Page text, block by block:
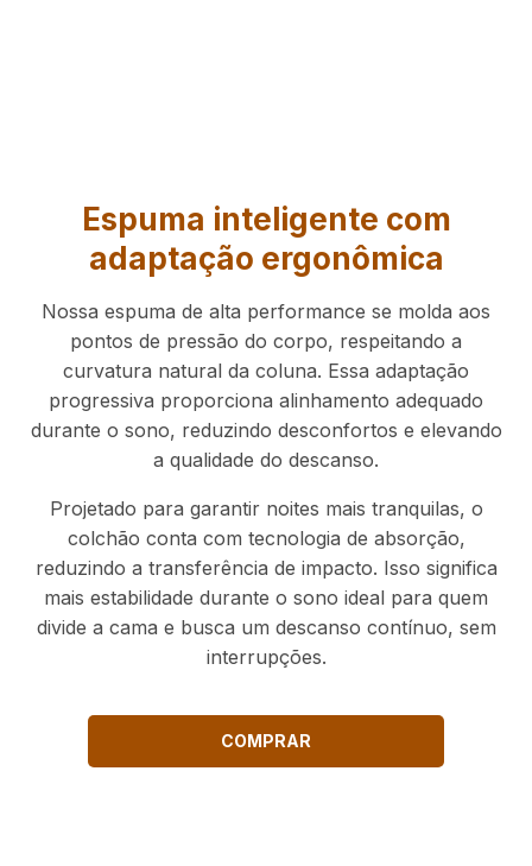
Espuma inteligente com
adaptação ergonômica
Nossa espuma de alta performance se molda aos
pontos de pressão do corpo, respeitando a
curvatura natural da coluna. Essa adaptação
progressiva proporciona alinhamento adequado
durante o sono, reduzindo desconfortos e elevando
a qualidade do descanso.
Projetado para garantir noites mais tranquilas, o
colchão conta com tecnologia de absorção,
reduzindo a transferência de impacto. Isso significa
mais estabilidade durante o sono ideal para quem
divide a cama e busca um descanso contínuo, sem
interrupções.
COMPRAR